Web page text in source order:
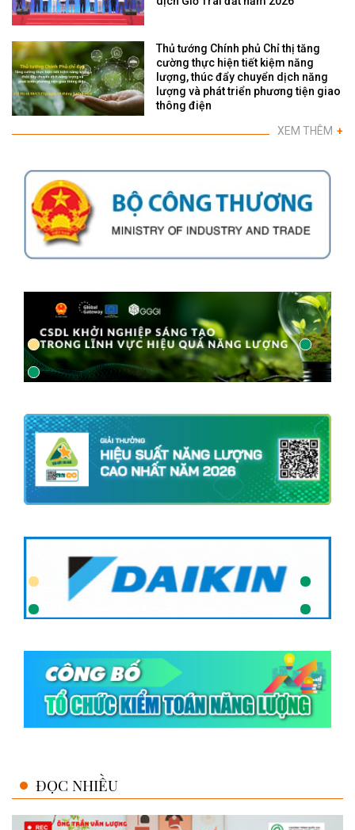
Thủ tướng Chính phủ Chỉ thị tăng
cường thực hiện tiết kiệm năng
lượng, thúc đẩy chuyển dịch năng
lượng và phát triển phương tiện giao
thông điện
XEM THÊM +
ĐỌC NHIỀU